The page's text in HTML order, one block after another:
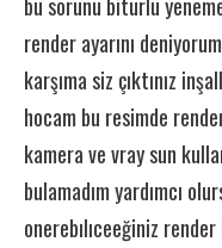
render ayarını
karşıma siz çıktınız
hocam bu resimde
kamera ve vray sun
bulamadım yardımcı
onerebılıceeğiniz render